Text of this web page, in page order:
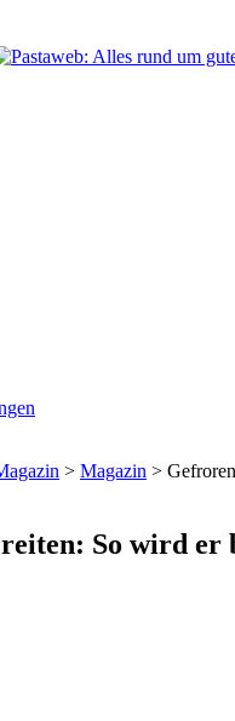
> Magazin >
So wird er